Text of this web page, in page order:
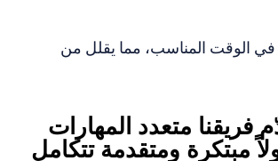
في الوقت المناسب، مما يقلل من
فريقنا متعدد المهارات
مبتكرة ومتقدمة تتكامل